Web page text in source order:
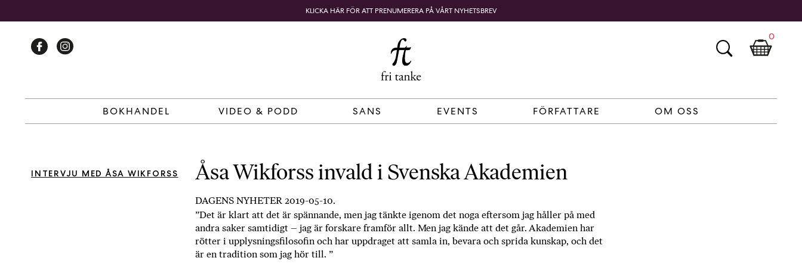
to
Fri
Tanke
o
k
h
a
n
e
n
e
t
,
BOKHANDEL VIDEO & PODD SANS EVENTS FÖRFATTARE OM OSS
0
KLICKA HÄR FÖR ATT PRENUMERERA PÅ VÅRT NYHETSBREV
Åsa Wikforss invald i Svenska Akademien
INTERVJU MED ÅSA WIKFORSS
DAGENS NYHETER 2019-05-10.
”Det är klart att det är spännande, men jag tänkte igenom det noga eftersom jag håller på med
andra saker samtidigt – jag är forskare framför allt. Men jag kände att det går. Akademien har
rötter i upplysningsfilosofin och har uppdraget att samla in, bevara och sprida kunskap, och det
är en tradition som jag hör till. ”